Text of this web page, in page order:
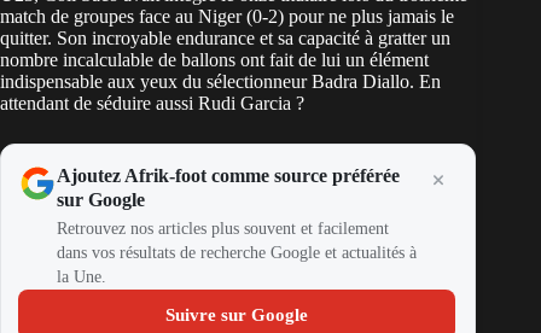
match de groupes face au Niger (0-2) pour ne plus jamais le
quitter. Son incroyable endurance et sa capacité à gratter un
nombre incalculable de ballons ont fait de lui un élément
indispensable aux yeux du sélectionneur Badra Diallo. En
attendant de séduire aussi Rudi Garcia ?
Ajoutez Afrik-foot comme source préférée
sur Google
Retrouvez nos articles plus souvent et facilement
dans vos résultats de recherche Google et actualités à
la Une.
Suivre sur Google